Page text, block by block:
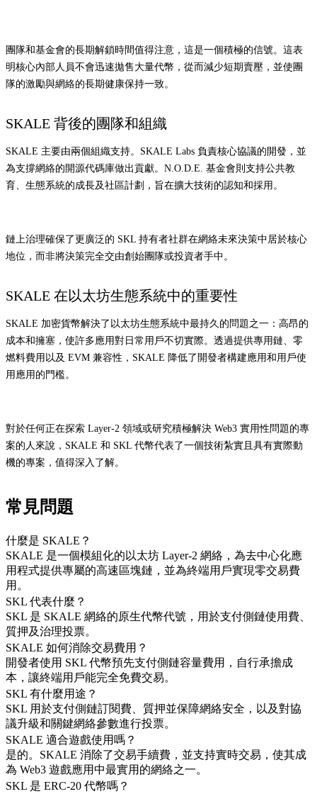
團隊和基金會的長期解鎖時間值得注意，這是一個積極的信號。這表
明核心內部人員不會迅速拋售大量代幣，從而減少短期賣壓，並使團
隊的激勵與網絡的長期健康保持一致。
SKALE 背後的團隊和組織
SKALE 主要由兩個組織支持。SKALE Labs 負責核心協議的開發，並
為支撐網絡的開源代碼庫做出貢獻。N.O.D.E. 基金會則支持公共教
育、生態系統的成長及社區計劃，旨在擴大技術的認知和採用。
鏈上治理確保了更廣泛的 SKL 持有者社群在網絡未來決策中居於核心
地位，而非將決策完全交由創始團隊或投資者手中。
SKALE 在以太坊生態系統中的重要性
SKALE 加密貨幣解決了以太坊生態系統中最持久的問題之一：高昂的
成本和擁塞，使許多應用對日常用戶不切實際。透過提供專用鏈、零
燃料費用以及 EVM 兼容性，SKALE 降低了開發者構建應用和用戶使
用應用的門檻。
對於任何正在探索 Layer-2 領域或研究積極解決 Web3 實用性問題的專
案的人來說，SKALE 和 SKL 代幣代表了一個技術紮實且具有實際動
機的專案，值得深入了解。
常見問題
什麼是 SKALE？
SKALE 是一個模組化的以太坊 Layer-2 網絡，為去中心化應
用程式提供專屬的高速區塊鏈，並為終端用戶實現零交易費
用。
SKL 代表什麼？
SKL 是 SKALE 網絡的原生代幣代號，用於支付側鏈使用費、
質押及治理投票。
SKALE 如何消除交易費用？
開發者使用 SKL 代幣預先支付側鏈容量費用，自行承擔成
本，讓終端用戶能完全免費交易。
SKL 有什麼用途？
SKL 用於支付側鏈訂閱費、質押並保障網絡安全，以及對協
議升級和關鍵網絡參數進行投票。
SKALE 適合遊戲使用嗎？
是的。SKALE 消除了交易手續費，並支持實時交易，使其成
為 Web3 遊戲應用中最實用的網絡之一。
SKL 是 ERC-20 代幣嗎？